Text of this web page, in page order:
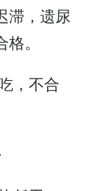
滞，遗尿
。
，不合